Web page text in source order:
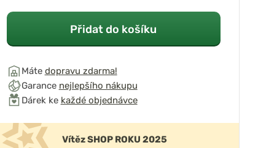
Přidat do košíku
Máte dopravu zdarma!
Garance nejlepšího nákupu
Dárek ke každé objednávce
Vítěz SHOP ROKU 2025